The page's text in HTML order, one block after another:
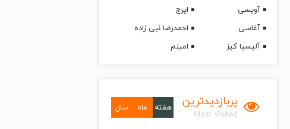
آویسی
ایرج
آغاسی
احمدرضا نبی زاده
آلیسیا کیز
امینم
پربازدیدترین
Most Visited
هفته ماه سال